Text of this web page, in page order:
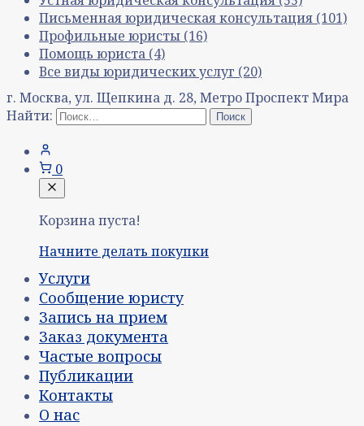
Письменная юридическая консультация (101)
Профильные юристы (16)
Помощь юриста (4)
Все виды юридических услуг (20)
г. Москва, ул. Щепкина д. 28, Метро Проспект Мира
Найти:
0
Корзина пуста!
Начните делать покупки
Услуги
Сообщение юристу
Запись на прием
Заказ документа
Частые вопросы
Публикации
Контакты
О нас